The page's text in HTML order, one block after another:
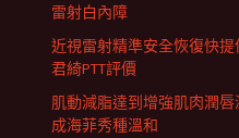
雷射白內障
近視雷射精準安全恢復快提
君綺PTT評價
肌動減脂達到增強肌肉潤唇
成海菲秀種溫和